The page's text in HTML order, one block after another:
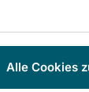
Alle Cookies